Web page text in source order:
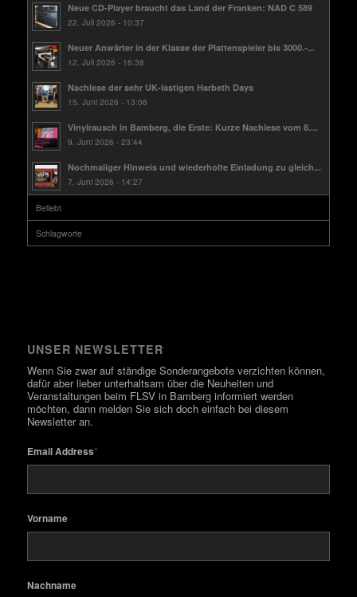
Neue CD-Player braucht das Land der Franken: NAD C 589
22. Juli 2026 - 10:37
Neuer Anwärter in der Klasse der Plattenspieler bis 3000.-...
12. Juli 2026 - 16:38
Nachlese der sehr UK-lastigen Harbeth Days
15. Juni 2026 - 13:06
Vinylrausch in Bamberg, die Erste: Kurze Nachlese vom 8....
9. Juni 2026 - 23:44
Nochmaliger Hinweis und wiederholte Einladung zu gleich...
7. Juni 2026 - 14:27
Beliebt
Schlagworte
UNSER NEWSLETTER
Wenn Sie zwar auf ständige Sonderangebote verzichten können,
dafür aber lieber unterhaltsam über die Neuheiten und
Veranstaltungen beim FLSV in Bamberg informiert werden
möchten, dann melden Sie sich doch einfach bei diesem
Newsletter an.
Email Address*
Vorname
Nachname